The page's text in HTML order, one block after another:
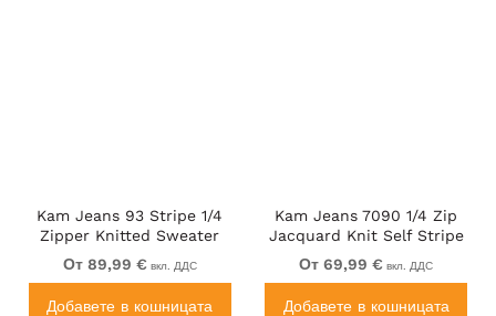
Kam Jeans 93 Stripe 1/4
Zipper Knitted Sweater
Navy
От 89,99 € вкл. ДДС
Добавете в кошницата
Kam Jeans 7090 1/4 Zip
Jacquard Knit Self Stripe
Sweatshirt Navy
От 69,99 € вкл. ДДС
Добавете в кошницата